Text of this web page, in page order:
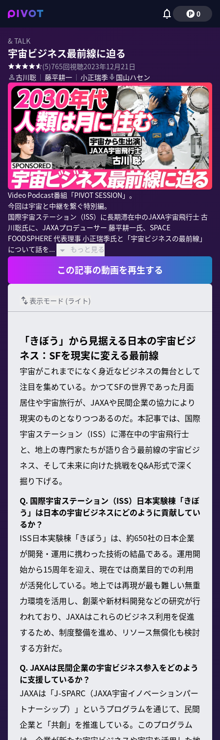
0
& TALK
宇宙ビジネス最前線に迫る
(5)765回視聴2023年12月21日
古川聡 ｜ 藤平耕一 ｜ 小正瑞季 国山ハセン
Video Podcast番組「PIVOT SESSION」。
今回は宇宙と中継を繋ぐ特別編。
国際宇宙ステーション（ISS）に長期滞在中のJAXA宇宙飛行士 古
川聡氏に、JAXAプロデューサー 藤平耕一氏、SPACE
FOODSPHERE 代表理事 小正瑞季氏と「宇宙ビジネスの最前線」
について話を...
もっと見る
この記事の動画を再生する
表示モード (ライト)
「きぼう」から見据える日本の宇宙ビジ
ネス：SFを現実に変える最前線
宇宙がこれまでになく身近なビジネスの舞台として
注目を集めている。かつてSFの世界であった月面
居住や宇宙旅行が、JAXAや民間企業の協力により
現実のものとなりつつあるのだ。本記事では、国際
宇宙ステーション（ISS）に滞在中の宇宙飛行士
と、地上の専門家たちが語り合う最前線の宇宙ビジ
ネス、そして未来に向けた挑戦をQ&A形式で深く
掘り下げる。
Q. 国際宇宙ステーション（ISS）日本実験棟「きぼ
う」は日本の宇宙ビジネスにどのように貢献してい
るか？
ISS日本実験棟「きぼう」は、約650社の日本企業
が開発・運用に携わった技術の結晶である。運用開
始から15周年を迎え、現在では商業目的での利用
が活発化している。地上では再現が最も難しい無重
力環境を活用し、創薬や新材料開発などの研究が行
われており、JAXAはこれらのビジネス利用を促進
するため、制度整備を進め、リソース無償化も検討
する方針だ。
Q. JAXAは民間企業の宇宙ビジネス参入をどのよう
に支援しているか？
JAXAは「J-SPARC（JAXA宇宙イノベーションパー
トナーシップ）」というプログラムを通じて、民間
企業と「共創」を推進している。このプログラム